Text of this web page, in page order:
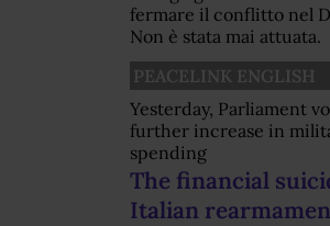
fermare il conflitto nel
Non è stata mai attuata.
PEACELINK ENGLISH
Yesterday, Parliament
further increase in
spending
The financial
Italian